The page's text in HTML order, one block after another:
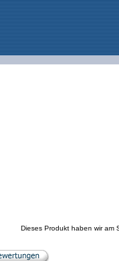
Dieses Produkt haben wir am